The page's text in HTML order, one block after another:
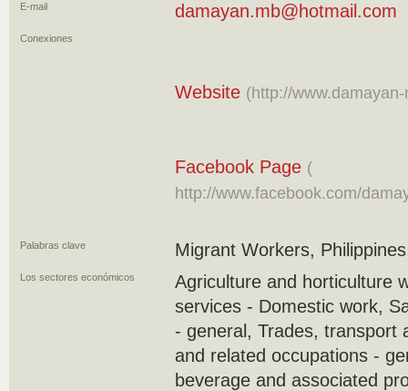
E-mail damayan.mb@hotmail.com
Conexiones
Website (http://
Facebook Page (
http://www.facebook.com/
Palabras clave Migrant Workers,
Los sectores económicos
Agriculture and horticulture
services - Domestic work,
- general, Trades, transport
and related occupations -
beverage and associated